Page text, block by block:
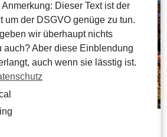
Dieser Text ist der
um der DSGVO genüge zu tun.
wir überhaupt nichts
auch? Aber diese Einblendung
auch wenn sie lässtig ist.